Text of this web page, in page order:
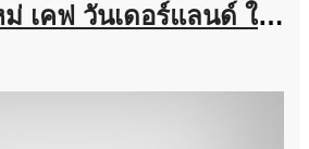
ขายคอนโดใหม่ เคฟ วันเดอร์แลนด์ ใกล้ ม.ธรรมศาสตร์ แต่งครบ พร้อมอยู่ เลี้ยงสัตว์ได้ โทร 0616161426